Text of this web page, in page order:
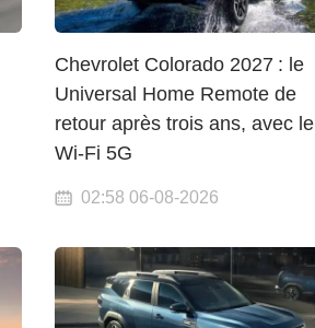
Chevrolet Colorado 2027 : le
Universal Home Remote de
retour après trois ans, avec le
Wi-Fi 5G
02:58 06-08-2026